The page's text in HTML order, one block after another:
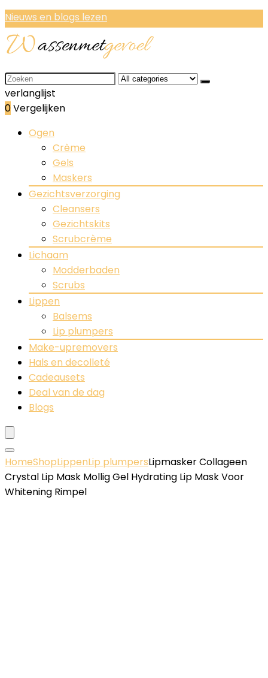
Nieuws en blogs lezen
Search
for:
verlanglijst
0Vergelijken
Ogen
Crème
Gels
Maskers
Gezichtsverzorging
Cleansers
Gezichtskits
Scrubcrème
Lichaam
Modderbaden
Scrubs
Lippen
Balsems
Lip plumpers
Make-upremovers
Hals en decolleté
Cadeausets
Deal van de dag
Blogs
HomeShopLippenLip plumpersLipmasker Collageen
Crystal Lip Mask Mollig Gel Hydrating Lip Mask Voor
Whitening Rimpel